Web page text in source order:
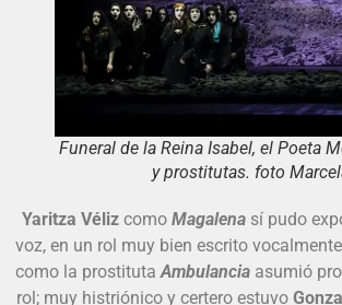
Funeral de la Reina Isabel, el Poeta
y prostitutas. foto
Yaritza Véliz como Magalena sí pudo
voz, en un rol muy bien escrito
como la prostitutaAmbulanciaasumió
rol; muy histriónico y certero estuvo